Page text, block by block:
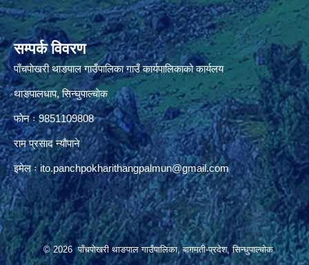
सम्पर्क विवरण
पाँचपाेखरी थाङपाल गाउँपालिका गाउँ कार्यपालिकाको कार्यलय
थाङपालधाप, सिन्घुपाल्चाेक
फाेन ः 9851109808
राम प्रसाद न्याैपाने
इमेल ःito.panchpokharithangpalmun@gmail.com
© 2026 पाँचपोखरी थाङपाल गाउँपालिका, बागमती-प्रदेश, सिन्धुपाल्चोक